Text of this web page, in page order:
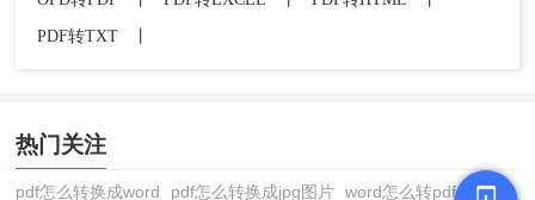
PDF转TXT
热门关注
pdf怎么转换成word pdf怎么转换成jpg图片 word怎么转pdf